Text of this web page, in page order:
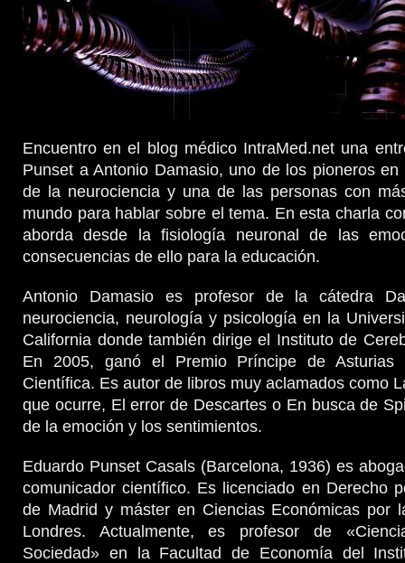
Encuentro en el blog médico IntraMed.net una
Punset a Antonio Damasio, uno de los pioneros
de la neurociencia y una de las personas con
mundo para hablar sobre el tema. En esta charla
aborda desde la fisiología neuronal de las
consecuencias de ello para la educación.
Antonio Damasio es profesor de la cátedra
neurociencia, neurología y psicología en la
California donde también dirige el Instituto de
En 2005, ganó el Premio Príncipe de Asturias
Científica. Es autor de libros muy aclamados como
que ocurre, El error de Descartes o En busca de
de la emoción y los sentimientos.
Eduardo Punset Casals (Barcelona, 1936) es
comunicador científico. Es licenciado en Derecho
de Madrid y máster en Ciencias Económicas por
Londres. Actualmente, es profesor de
Sociedad» en la Facultad de Economía del